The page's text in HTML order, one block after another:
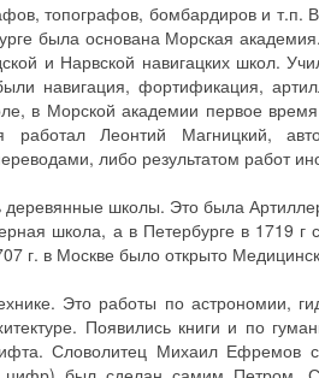
топографов, бомбардиров и т.п.
была основана Морская
и Нарвской навигацких школ.
навигация, фортификация,
в Морской академии первое
Леонтий Магницкий,
либо результатом работ
школы. Это была
школа, а в Петербурге в 1719 г
г. в Москве было открыто
Это работы по астрономии,
Появились книги и по
Словолитец Михаил Ефремов